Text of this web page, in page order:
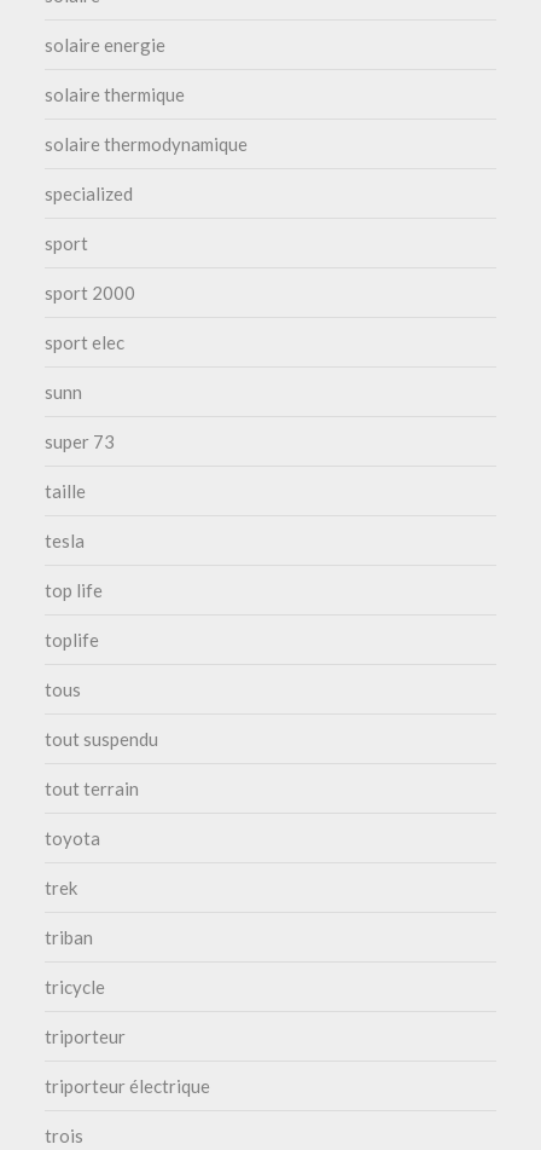
solaire energie
solaire thermique
solaire thermodynamique
specialized
sport
sport 2000
sport elec
sunn
super 73
taille
tesla
top life
toplife
tous
tout suspendu
tout terrain
toyota
trek
triban
tricycle
triporteur
triporteur électrique
trois